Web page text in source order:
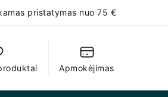
pristatymas nuo 75 €
Apmokėjimas